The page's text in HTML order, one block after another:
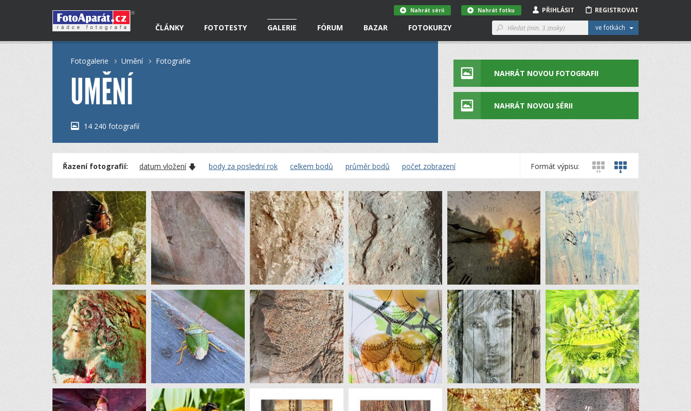
ČLÁNKY FOTOTESTY GALERIE FÓRUM BAZAR FOTOKURZY ve fotkách
REGISTROVAT
PŘIHLÁSIT
Nahrát fotku
Nahrát sérii
Fotogalerie Umění Fotografie
UMĚNÍ
14 240 fotografií
NAHRÁT NOVOU FOTOGRAFII
NAHRÁT NOVOU SÉRII
Řazení fotografií: datum vložení body za poslední rok celkem bodů průměr bodů počet zobrazení Formát výpisu: